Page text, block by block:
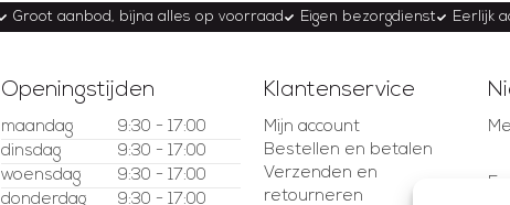
Groot aanbod, bijna alles op voorraad Eigen bezorgdienst Eerlijk
Openingstijden
maandag
9:30 - 17:00
dinsdag
9:30 - 17:00
woensdag
9:30 - 17:00
donderdag
9:30 - 17:00
Klantenservice
Mijn account
Bestellen en betalen
Verzenden en
retourneren
E-